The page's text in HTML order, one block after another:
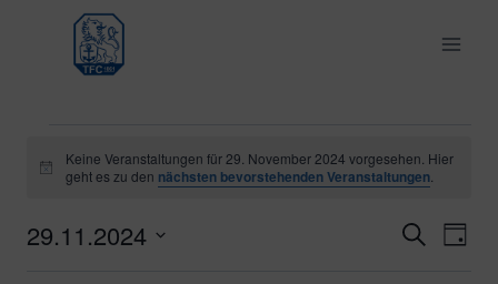
springen
Veranstaltungen
29.
Hinweis
Keine Veranstaltungen für 29. November 2024 vorgesehen. Hier
geht es zu den nächsten bevorstehenden Veranstaltungen
SucheTag
29.11.2024